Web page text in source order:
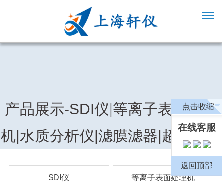
产品展示-SDI仪|等离子表面处理
机|水质分析仪|滤膜滤器|超纯水机
SDI仪 等离子表面处理机
点击收缩
在线客服
返回顶部